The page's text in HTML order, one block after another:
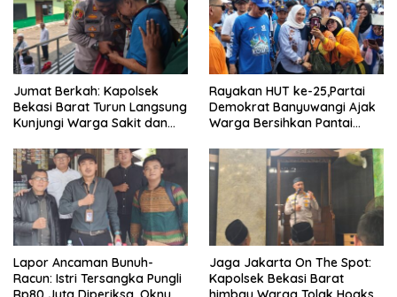
Jumat Berkah: Kapolsek
Bekasi Barat Turun Langsung
Kunjungi Warga Sakit dan
Rayakan HUT ke-25,Partai
Demokrat Banyuwangi Ajak
Warga Bersihkan Pantai
Lapor Ancaman Bunuh-
Racun: Istri Tersangka Pungli
Jaga Jakarta On The Spot:
Kapolsek Bekasi Barat